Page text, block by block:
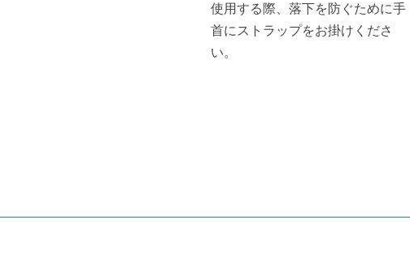
使用する際、落下を防ぐために手
首にストラップをお掛けくださ
い。